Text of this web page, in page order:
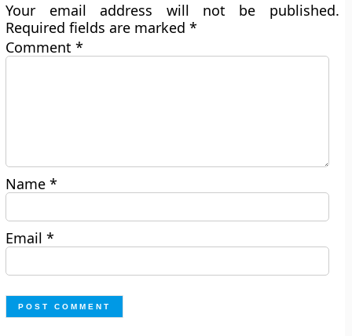
Your email address will not be published.
Required fields are marked*
Comment*
Name*
Email*